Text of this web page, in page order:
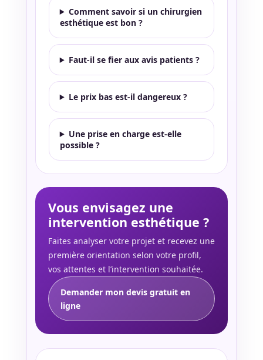
Comment savoir si un chirurgien
esthétique est bon ?
Faut-il se fier aux avis patients ?
Le prix bas est-il dangereux ?
Une prise en charge est-elle
possible ?
Vous envisagez une
intervention esthétique ?
Faites analyser votre projet et recevez une
première orientation selon votre profil,
vos attentes et l’intervention souhaitée.
Demander mon devis gratuit en
ligne